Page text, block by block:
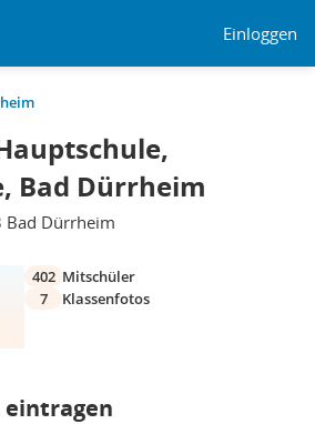
Einloggen
Bad Dürrheim
Bad Dürrheim
402 Mitschüler
7
Klassenfotos
eintragen